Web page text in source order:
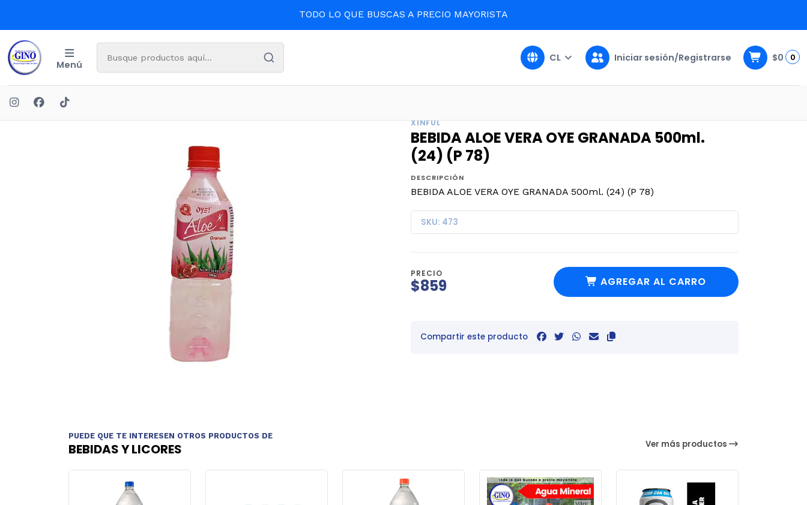
TODO LO QUE BUSCAS A PRECIO MAYORISTA
Menú
CL Iniciar sesión/Registrarse $0 0
XINFUL
BEBIDA ALOE VERA OYE GRANADA 500ml.
(24) (P 78)
DESCRIPCIÓN
BEBIDA ALOE VERA OYE GRANADA 500ml. (24) (P 78)
SKU: 473
PRECIO
$859 AGREGAR AL CARRO
Compartir este producto
PUEDE QUE TE INTERESEN OTROS PRODUCTOS DE
BEBIDAS Y LICORES Ver más productos